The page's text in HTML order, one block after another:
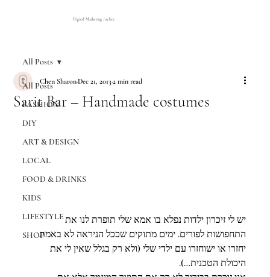
Digital Marketing Atelier
All Posts
FASHION
DIY
ART & DESIGN
LOCAL
FOOD & DRINKS
KIDS
LIFESTYLE
SHOP
All Posts
Sarit Bar – Handmade costumes
Chen SharonDec 21, 20132 min read
יש לי זיכרון ילדות נפלא בו אמא שלי תופרת לנו את
התחפושות לפורים. ימים מתוקים שככל הניראה לא באמת
יחזרו או ישוחזרו עם ילדי שלי (ולא רק בגלל שאין לי את
היכולת הטכנית…).